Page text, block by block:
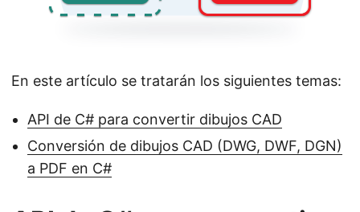
En este artículo se tratarán los siguientes temas:
API de C# para convertir dibujos CAD
Conversión de dibujos CAD (DWG, DWF, DGN)
a PDF en C#